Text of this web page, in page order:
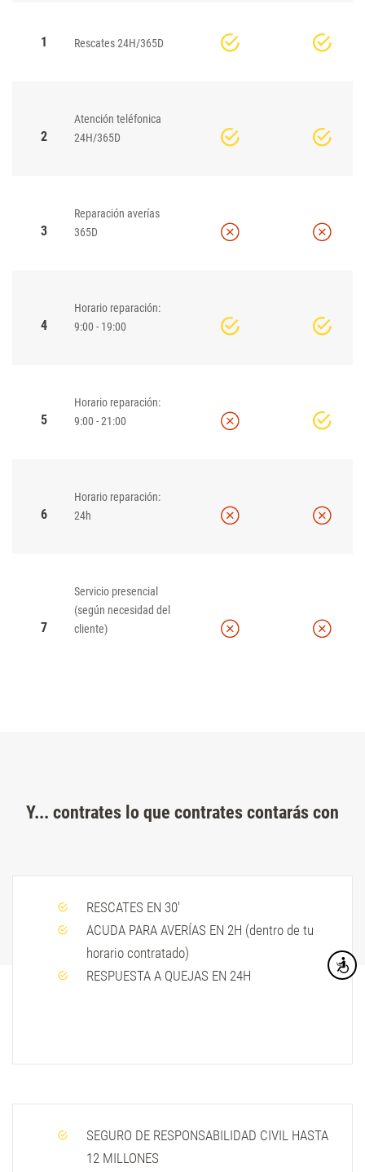
1 Rescates 24H/365D
2
Atención teléfonica
24H/365D
3
Reparación averías
365D
4
Horario reparación:
9:00 - 19:00
5
Horario reparación:
9:00 - 21:00
6
Horario reparación:
24h
7
Servicio presencial
(según necesidad del
cliente)
Y... contrates lo que contrates contarás con
RESCATES EN 30'
ACUDA PARA AVERÍAS EN 2H (dentro de tu
horario contratado)
RESPUESTA A QUEJAS EN 24H
SEGURO DE RESPONSABILIDAD CIVIL HASTA
12 MILLONES